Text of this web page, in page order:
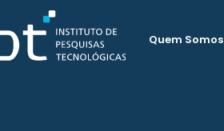
Quem Somos